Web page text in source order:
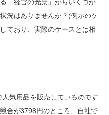
「経営の光景」からいくつか
況はありませんか？(例示のケ
ており、実際のケースとは相
気用品を販売しているのです
合が3798円のところ、自社で